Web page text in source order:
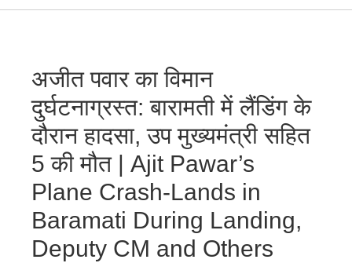
अजीत पवार का विमान
दुर्घटनाग्रस्त: बारामती में लैंडिंग के
दौरान हादसा, उप मुख्यमंत्री सहित
5 की मौत | Ajit Pawar’s
Plane Crash-Lands in
Baramati During Landing,
Deputy CM and Others